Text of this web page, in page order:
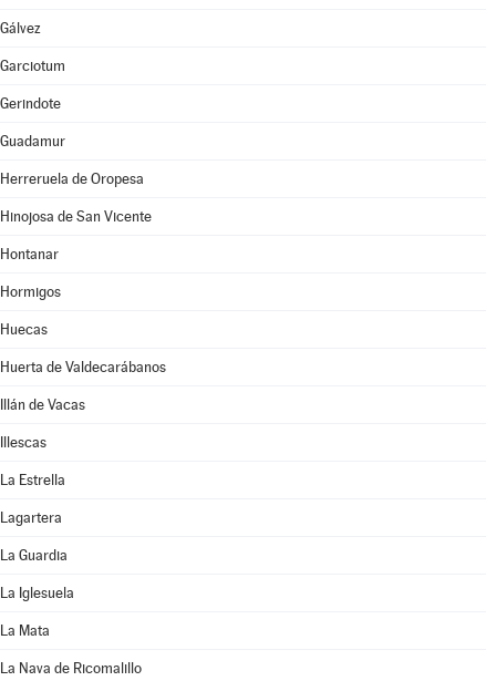
Gálvez
Garciotum
Gerindote
Guadamur
Herreruela de Oropesa
Hinojosa de San Vicente
Hontanar
Hormigos
Huecas
Huerta de Valdecarábanos
Illán de Vacas
Illescas
La Estrella
Lagartera
La Guardia
La Iglesuela
La Mata
La Nava de Ricomalillo